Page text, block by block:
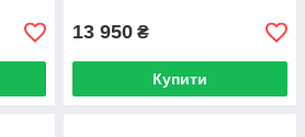
13 950 ₴
Купити